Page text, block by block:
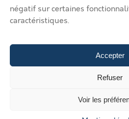
négatif sur certaines
caractéristiques.
Accepter
Refuser
Voir les
Vos
l’agglomération Béthune Bruay Artois
d’implantation dans l’agglomération
dans l’agglomération Béthune Bruay
Gérer mes